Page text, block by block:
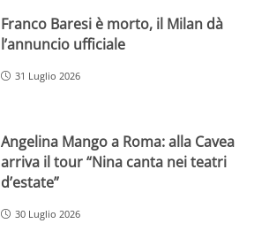
Franco Baresi è morto, il Milan dà
l’annuncio ufficiale
31 Luglio 2026
Angelina Mango a Roma: alla Cavea
arriva il tour “Nina canta nei teatri
d’estate”
30 Luglio 2026